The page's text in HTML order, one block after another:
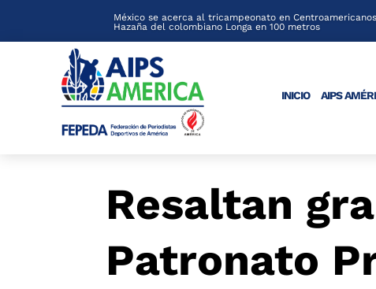
México se acerca al tricampeonato en
Hazaña del colombiano Longa en 100 metros
INICIO AIPS
Resaltan
Patronato